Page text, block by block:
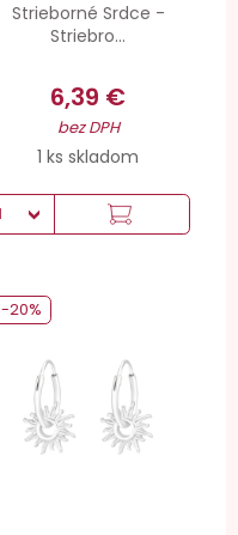
Strieborné Srdce -
Striebro...
6,39 €
bez DPH
1 ks skladom
-20%